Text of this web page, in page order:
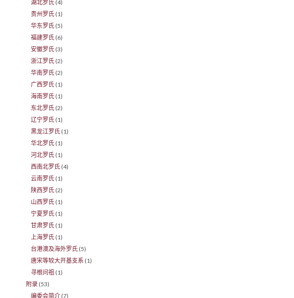
湖北罗氏 (4)
贵州罗氏 (1)
华东罗氏 (5)
福建罗氏 (6)
安徽罗氏 (3)
浙江罗氏 (2)
华南罗氏 (2)
广西罗氏 (1)
海南罗氏 (1)
东北罗氏 (2)
辽宁罗氏 (1)
黑龙江罗氏 (1)
华北罗氏 (1)
河北罗氏 (1)
西南北罗氏 (4)
云南罗氏 (1)
陕西罗氏 (2)
山西罗氏 (1)
宁夏罗氏 (1)
甘肃罗氏 (1)
上海罗氏 (1)
台港澳及海外罗氏 (5)
唐宋等较大开基支系 (1)
寻根问祖 (1)
附录 (53)
编委会简介 (7)